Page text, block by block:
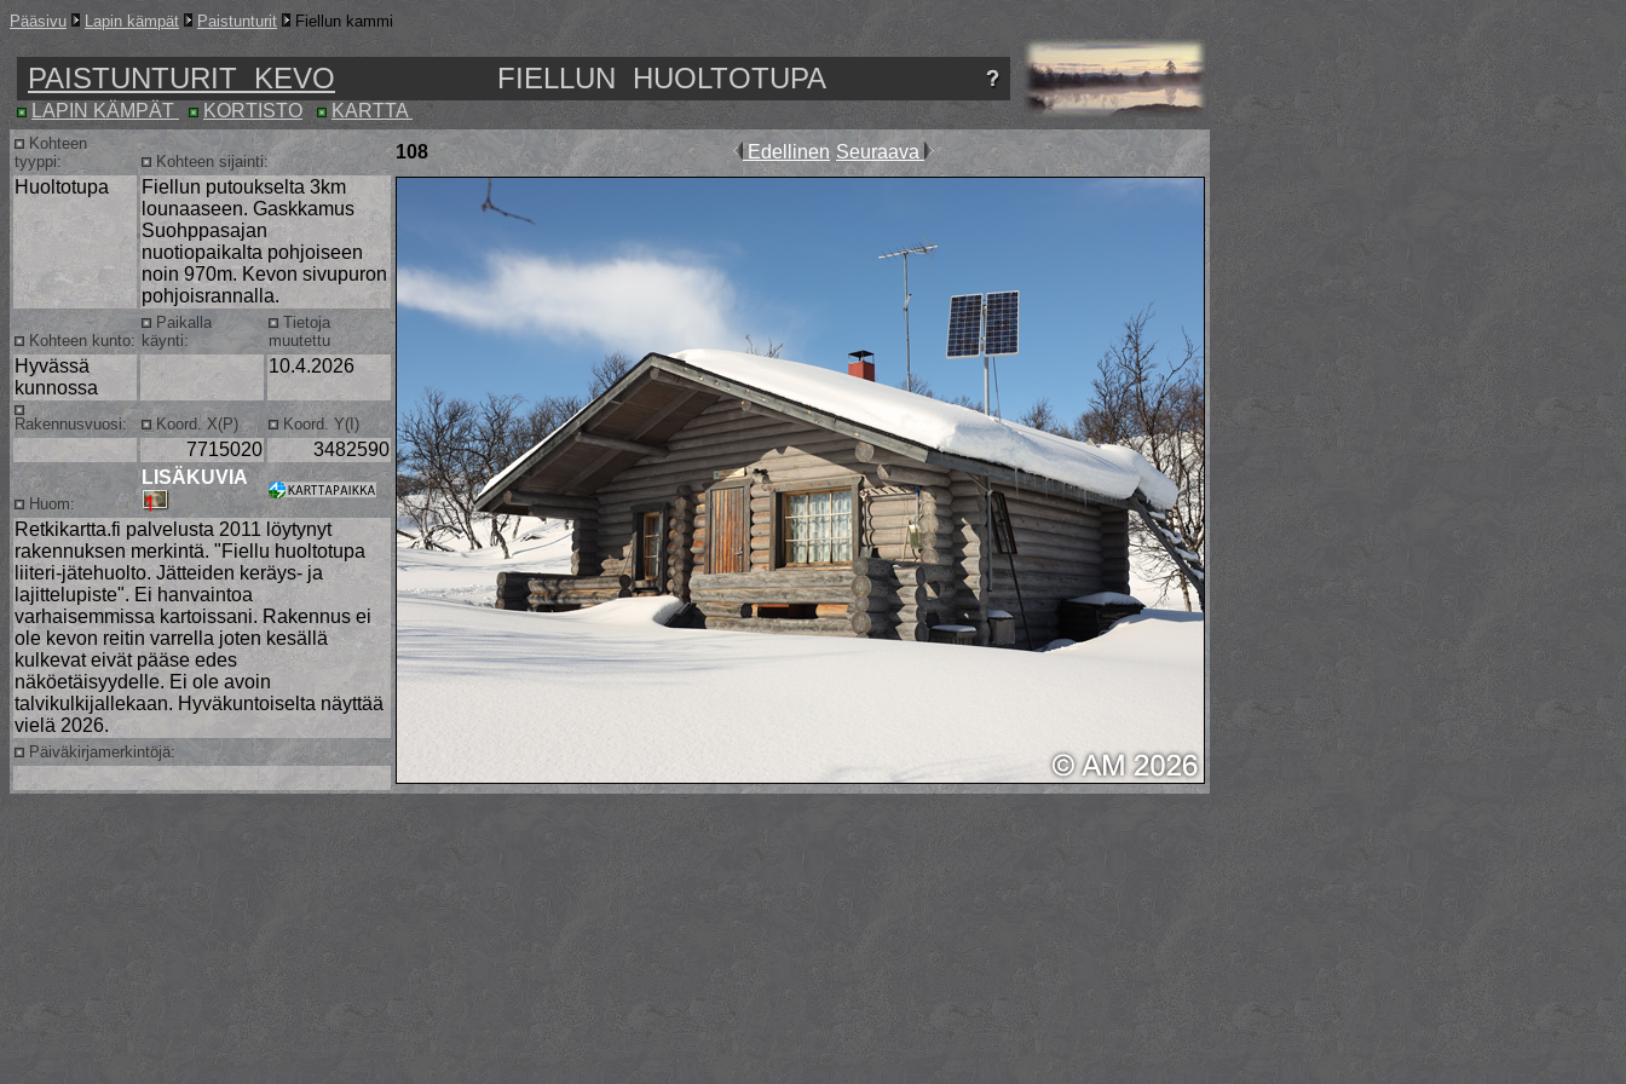
Pääsivu Lapin kämpät Paistunturit Fiellun kammi
PAISTUNTURIT KEVO FIELLUN HUOLTOTUPA
LAPIN KÄMPÄT KORTISTO KARTTA
Kohteen
tyyppi:
Kohteen sijainti: 108 Edellinen Seuraava
Huoltotupa
Fiellun putoukselta 3km
lounaaseen. Gaskkamus
Suohppasajan
nuotiopaikalta pohjoiseen
noin 970m. Kevon sivupuron
pohjoisrannalla.
Kohteen kunto:
Paikalla
käynti:
Tietoja
muutettu
Hyvässä
kunnossa
10.4.2026
Rakennusvuosi: Koord. X(P) Koord. Y(I)
7715020 3482590
Huom:
LISÄKUVIA
Retkikartta.fi palvelusta 2011 löytynyt
rakennuksen merkintä. "Fiellu huoltotupa
liiteri-jätehuolto. Jätteiden keräys- ja
lajittelupiste". Ei hanvaintoa
varhaisemmissa kartoissani. Rakennus ei
ole kevon reitin varrella joten kesällä
kulkevat eivät pääse edes
näköetäisyydelle. Ei ole avoin
talvikulkijallekaan. Hyväkuntoiselta näyttää
vielä 2026.
Päiväkirjamerkintöjä: